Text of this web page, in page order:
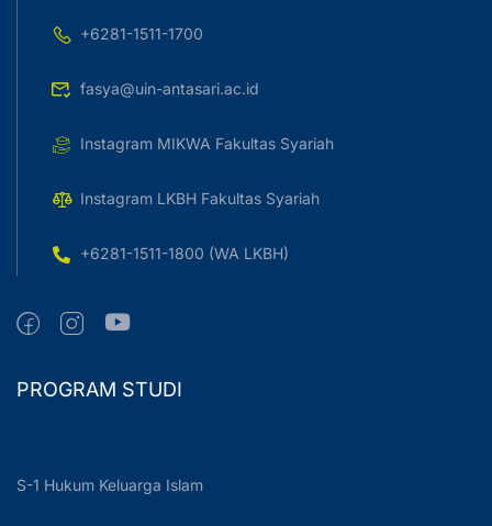
+6281-1511-1700
fasya@uin-antasari.ac.id
Instagram MIKWA Fakultas Syariah
Instagram LKBH Fakultas Syariah
+6281-1511-1800 (WA LKBH)
PROGRAM STUDI
S-1 Hukum Keluarga Islam